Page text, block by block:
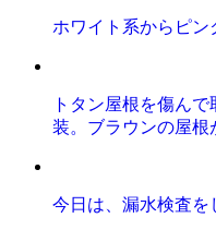
ホワイト系からピン
トタン屋根を傷ん
装。ブラウンの屋根
今日は、漏水検査を